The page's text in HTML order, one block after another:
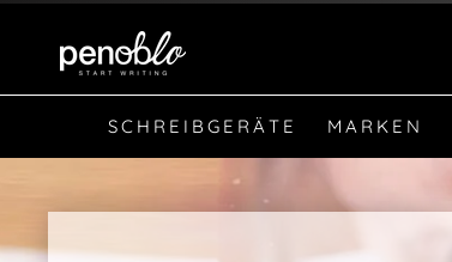
SCHREIBGERÄTE MARKEN